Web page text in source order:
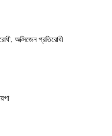
অক্সিজেন প্রতিরোধী